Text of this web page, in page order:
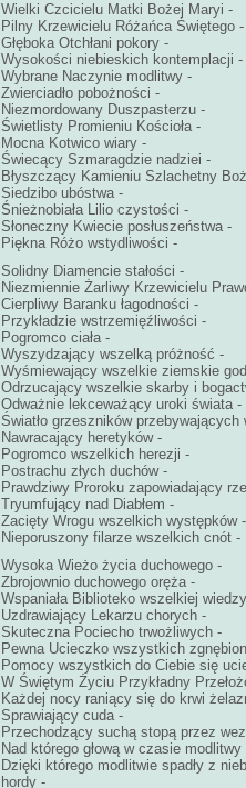
Wielki Czcicielu Matki Bożej Maryi -
Pilny Krzewicielu Różańca Świętego -
Głęboka Otchłani pokory -
Wysokości niebieskich kontemplacji -
Wybrane Naczynie modlitwy -
Zwierciadło pobożności -
Niezmordowany Duszpasterzu -
Świetlisty Promieniu Kościoła -
Mocna Kotwico wiary -
Świecący Szmaragdzie nadziei -
Błyszczący Kamieniu Szlachetny
Siedzibo ubóstwa -
Śnieżnobiała Lilio czystości -
Słoneczny Kwiecie posłuszeństwa -
Piękna Różo wstydliwości -
Solidny Diamencie stałości -
Niezmiennie Żarliwy Krzewicielu
Cierpliwy Baranku łagodności -
Przykładzie wstrzemięźliwości -
Pogromco ciała -
Wyszydzający wszelką próżność -
Wyśmiewający wszelkie ziemskie
Odrzucający wszelkie skarby i
Odważnie lekceważący uroki świata -
Światło grzeszników
Nawracający heretyków -
Pogromco wszelkich herezji -
Postrachu złych duchów -
Prawdziwy Proroku zapowiadający
Tryumfujący nad Diabłem -
Zacięty Wrogu wszelkich występków -
Nieporuszony filarze wszelkich cnót -
Wysoka Wieżo życia duchowego -
Zbrojownio duchowego oręża -
Wspaniała Biblioteko wszelkiej
Uzdrawiający Lekarzu chorych -
Skuteczna Pociecho trwożliwych -
Pewna Ucieczko wszystkich
Pomocy wszystkich do Ciebie się
W Świętym Życiu Przykładny
Każdej nocy raniący się do krwi
Sprawiający cuda -
Przechodzący suchą stopą przez
Nad którego głową w czasie
Dzięki którego modlitwie spadły z
hordy -